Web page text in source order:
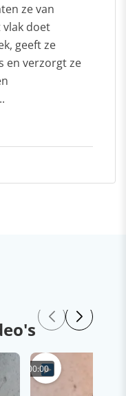
ze van
vlak doet
geeft ze
en verzorgt ze
00:00